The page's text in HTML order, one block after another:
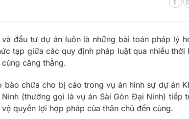
đầu tư dự án luôn là những bài toán pháp lý
tạp giữa các quy định pháp luật qua nhiều thời
căng thẳng.
chữa cho bị cáo trong vụ án hình sự dự án
(thường gọi là vụ án Sài Gòn Đại Ninh) tiếp
quyền lợi hợp pháp của thân chủ đến cùng.